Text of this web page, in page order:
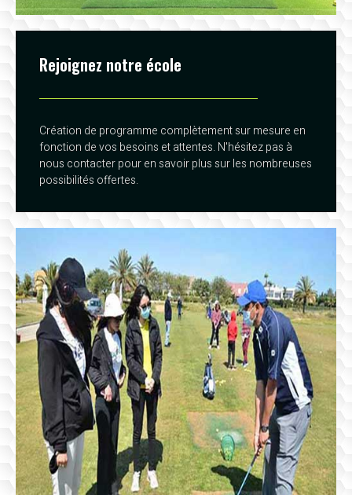
Rejoignez notre école
Création de programme complètement sur mesure en
fonction de vos besoins et attentes. N'hésitez pas à
nous contacter pour en savoir plus sur les nombreuses
possibilités offertes.